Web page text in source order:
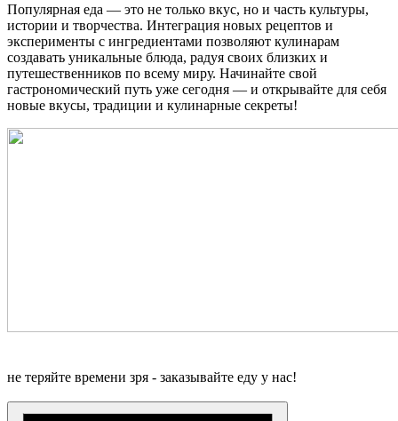
Популярная еда — это не только вкус, но и часть культуры,
истории и творчества. Интеграция новых рецептов и
эксперименты с ингредиентами позволяют кулинарам
создавать уникальные блюда, радуя своих близких и
путешественников по всему миру. Начинайте свой
гастрономический путь уже сегодня — и открывайте для себя
новые вкусы, традиции и кулинарные секреты!
не теряйте времени зря - заказывайте еду у нас!